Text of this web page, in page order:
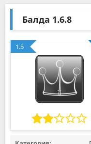
Балда 1.6.8
1.5